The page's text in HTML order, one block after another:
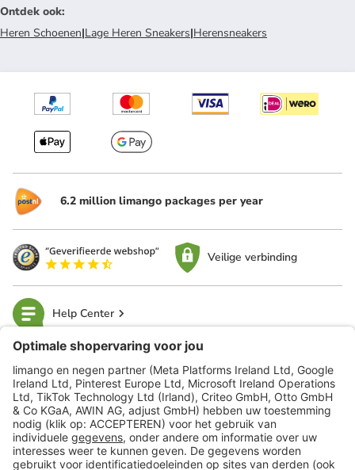
Ontdek ook:
Heren Schoenen|Lage Heren Sneakers|Herensneakers
6.2 million limango packages per year
Veilige verbinding
Help Center
limango
Veilig winkelen
Klantenservice